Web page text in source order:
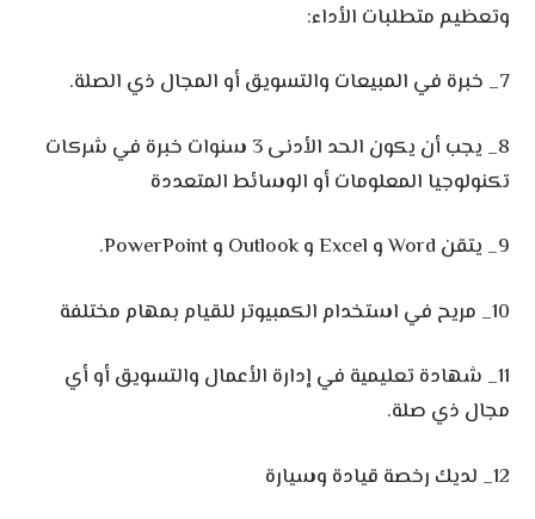
وتعظيم متطلبات الأداء:
7_ خبرة في المبيعات والتسويق أو المجال ذي الصلة.
8_ يجب أن يكون الحد الأدنى 3 سنوات خبرة في شركات
تكنولوجيا المعلومات أو الوسائط المتعددة
9_ يتقن Word و Excel و Outlook و PowerPoint.
10_ مريح في استخدام الكمبيوتر للقيام بمهام مختلفة
11_ شهادة تعليمية في إدارة الأعمال والتسويق أو أي
مجال ذي صلة.
12_ لديك رخصة قيادة وسيارة